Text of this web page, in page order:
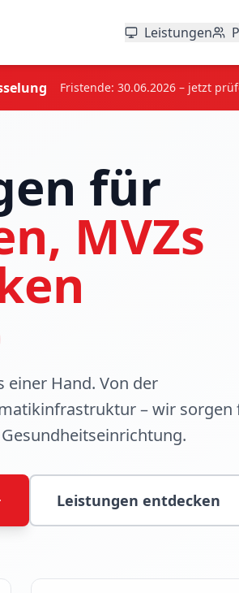
Leistungen
Fristende: 30.06.2026 – jetzt
für
MVZs
einer Hand. Von der
– wir sorgen
Leistungen entdecken